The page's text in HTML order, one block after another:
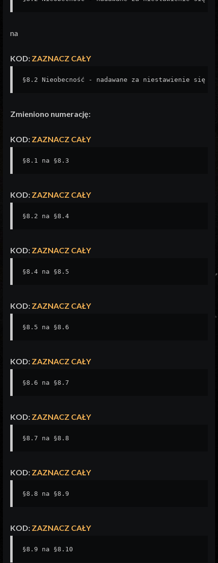
na
KOD: ZAZNACZ CAŁY
§8.2 Nieobecność - nadawane za niestawienie
Zmieniono numerację:
KOD: ZAZNACZ CAŁY
§8.1 na §8.3
KOD: ZAZNACZ CAŁY
§8.2 na §8.4
KOD: ZAZNACZ CAŁY
§8.4 na §8.5
KOD: ZAZNACZ CAŁY
§8.5 na §8.6
KOD: ZAZNACZ CAŁY
§8.6 na §8.7
KOD: ZAZNACZ CAŁY
§8.7 na §8.8
KOD: ZAZNACZ CAŁY
§8.8 na §8.9
KOD: ZAZNACZ CAŁY
§8.9 na §8.10